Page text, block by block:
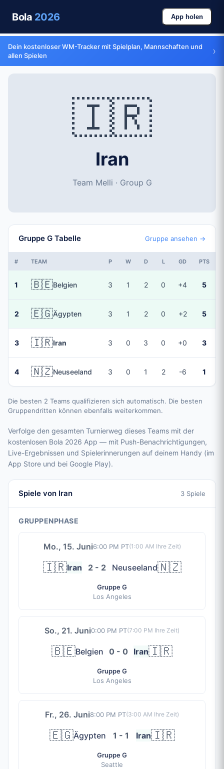
Bola 2026 App holen
Dein kostenloser WM-Tracker mit Spielplan, Mannschaften und
allen Spielen
›
🇮🇷
Iran
Team Melli · Group G
Gruppe G Tabelle Gruppe ansehen →
# TEAM P W D L GD PTS
1 🇧🇪Belgien 3 1 2 0 +4 5
2 🇪🇬Ägypten 3 1 2 0 +2 5
3 🇮🇷Iran 3 0 3 0 +0 3
4 🇳🇿Neuseeland 3 0 1 2 -6 1
Die besten 2 Teams qualifizieren sich automatisch. Die besten
Gruppendritten können ebenfalls weiterkommen.
Verfolge den gesamten Turnierweg dieses Teams mit der
kostenlosen Bola 2026 App — mit Push-Benachrichtigungen,
Live-Ergebnissen und Spielerinnerungen auf deinem Handy (im
App Store und bei Google Play).
Spiele von Iran 3 Spiele
GRUPPENPHASE
Mo., 15. Juni6:00 PM PT(1:00 AM Ihre Zeit)
🇮🇷Iran 2 - 2 Neuseeland🇳🇿
Gruppe G
Los Angeles
So., 21. Juni0:00 PM PT(7:00 PM Ihre Zeit)
🇧🇪Belgien 0 - 0 Iran🇮🇷
Gruppe G
Los Angeles
Fr., 26. Juni8:00 PM PT(3:00 AM Ihre Zeit)
🇪🇬Ägypten 1 - 1 Iran🇮🇷
Gruppe G
Seattle